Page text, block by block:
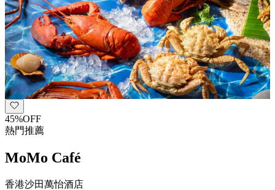
45%OFF
熱門推薦
MoMo Café
香港沙田萬怡酒店